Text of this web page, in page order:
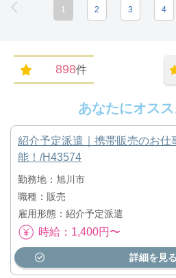
1 2 3 4
898件
あなたにオス
紹介予定派遣｜携帯販売のお仕
能！/H43574
勤務地：旭川市
職種：販売
雇用形態：紹介予定派遣
時給：1,400円〜
詳細を見る